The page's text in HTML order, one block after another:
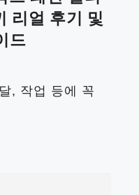
리얼 후기 및
드
, 작업 등에 꼭